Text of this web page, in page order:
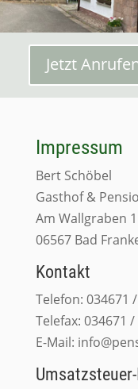
Jetzt
Impressum
Bert Schöbel
Gasthof &
Am Wallgraben 1
06567 Bad
Kontakt
Telefon: 034671
Telefax: 034671 /
E-Mail: